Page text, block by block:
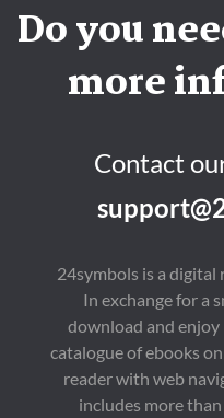
Do you
more
Contact
24symbols is a digital
In exchange for a
download and
catalogue of ebooks
reader with web
includes more